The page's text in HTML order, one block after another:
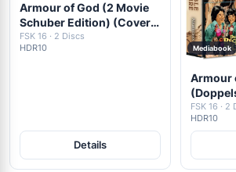
Armour of God (2 Movie
Schuber Edition) (Cover
B) – 4K Mediabook (UHD +
Blu-ray Disc)
FSK 16 · 2 Discs
HDR10
Details
Mediabook
Armour
4K
Blu-ray
FSK 16 · 2
HDR10